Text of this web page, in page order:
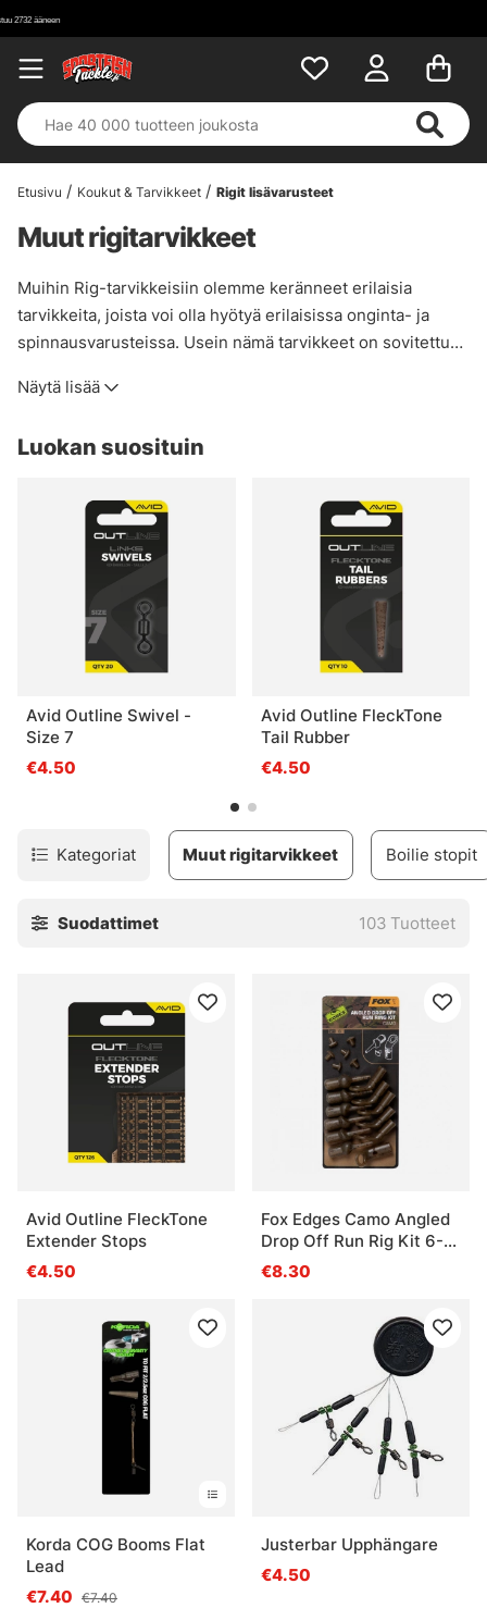
Etusivu Koukut & Tarvikkeet Rigit lisävarusteet
Muut rigitarvikkeet
Muihin Rig-tarvikkeisiin olemme keränneet erilaisia
tarvikkeita, joista voi olla hyötyä erilaisissa onginta- ja
spinnausvarusteissa. Usein nämä tarvikkeet on sovitettu
vaikea sijoittaa muihin myymälämme kategorioihin.
olla ratkaisevia tietyissä tilanteissa ja jotka voivat saada
Näytä lisää
Luokan suosituin
Avid Outline Swivel -
Size 7
€4.50
Avid Outline FleckTone
Tail Rubber
€4.50
Kategoriat Boilie stopit
Muut rigitarvikkeet
Suodattimet 103 Tuotteet
Avid Outline FleckTone
Extender Stops
€4.50
Fox Edges Camo Angled
Drop Off Run Rig Kit 6-
pack
€8.30
Korda COG Booms Flat
Lead
€7.40 €7.40
Justerbar Upphängare
€4.50